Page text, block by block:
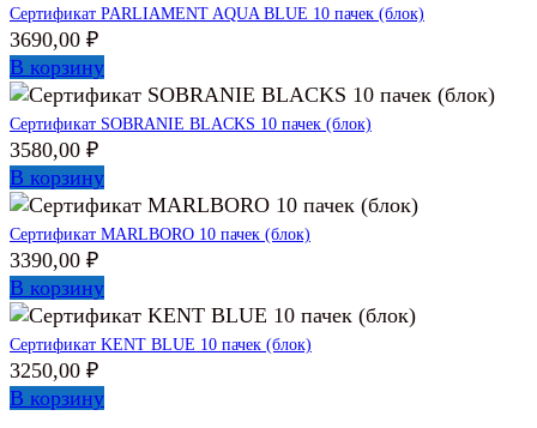
Сертификат PARLIAMENT AQUA BLUE 10 пачек (блок)
3690,00 ₽
В корзину
Сертификат SOBRANIE BLACKS 10 пачек (блок)
3580,00 ₽
В корзину
Сертификат MARLBORO 10 пачек (блок)
3390,00 ₽
В корзину
Сертификат KENT BLUE 10 пачек (блок)
3250,00 ₽
В корзину